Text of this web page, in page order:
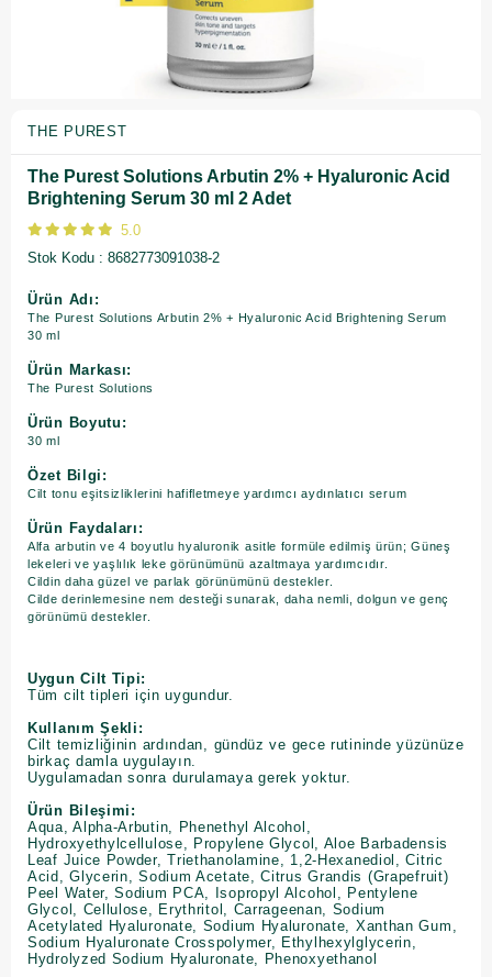
THE PUREST
The Purest Solutions Arbutin 2% + Hyaluronic Acid
Brightening Serum 30 ml 2 Adet
5.0
Stok Kodu
8682773091038-2
Ürün Adı:
The Purest Solutions Arbutin 2% + Hyaluronic Acid Brightening Serum
30 ml
Ürün Markası:
The Purest Solutions
Ürün Boyutu:
30 ml
Özet Bilgi:
Cilt tonu eşitsizliklerini hafifletmeye yardımcı aydınlatıcı serum
Ürün Faydaları:
Alfa arbutin ve 4 boyutlu hyaluronik asitle formüle edilmiş ürün; Güneş
lekeleri ve yaşlılık leke görünümünü azaltmaya yardımcıdır.
Cildin daha güzel ve parlak görünümünü destekler.
Cilde derinlemesine nem desteği sunarak, daha nemli, dolgun ve genç
görünümü destekler.
Uygun Cilt Tipi:
Tüm cilt tipleri için uygundur.
Kullanım Şekli:
Cilt temizliğinin ardından, gündüz ve gece rutininde yüzünüze
birkaç damla uygulayın.
Uygulamadan sonra durulamaya gerek yoktur.
Ürün Bileşimi:
Aqua, Alpha-Arbutin, Phenethyl Alcohol,
Hydroxyethylcellulose, Propylene Glycol, Aloe Barbadensis
Leaf Juice Powder, Triethanolamine, 1,2-Hexanediol, Citric
Acid, Glycerin, Sodium Acetate, Citrus Grandis (Grapefruit)
Peel Water, Sodium PCA, Isopropyl Alcohol, Pentylene
Glycol, Cellulose, Erythritol, Carrageenan, Sodium
Acetylated Hyaluronate, Sodium Hyaluronate, Xanthan Gum,
Sodium Hyaluronate Crosspolymer, Ethylhexylglycerin,
Hydrolyzed Sodium Hyaluronate, Phenoxyethanol